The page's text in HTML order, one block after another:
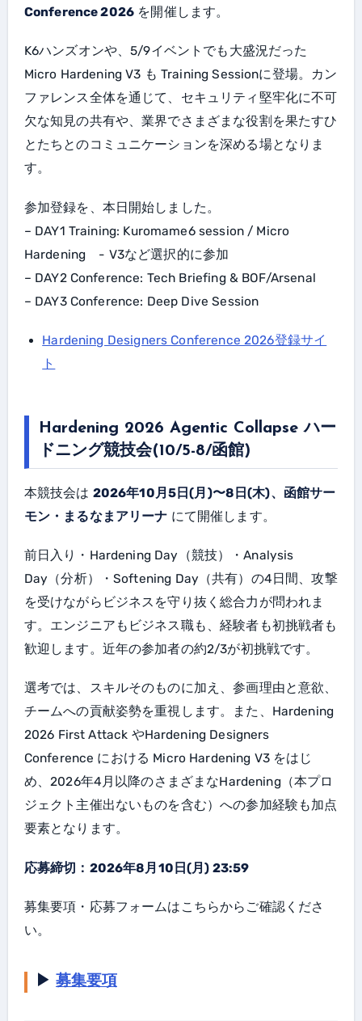
Conference 2026 を開催します。
K6ハンズオンや、5/9イベントでも大盛況だった
Micro Hardening V3 も Training Sessionに登場。カン
ファレンス全体を通じて、セキュリティ堅牢化に不可
欠な知見の共有や、業界でさまざまな役割を果たすひ
とたちとのコミュニケーションを深める場となりま
す。
参加登録を、本日開始しました。
– DAY1 Training: Kuromame6 session / Micro
Hardening - V3など選択的に参加
– DAY2 Conference: Tech Briefing & BOF/Arsenal
– DAY3 Conference: Deep Dive Session
Hardening Designers Conference 2026登録サイ
ト
Hardening 2026 Agentic Collapse ハー
ドニング競技会(10/5-8/函館)
本競技会は 2026年10月5日(月)〜8日(木)、函館サー
モン・まるなまアリーナ にて開催します。
前日入り・Hardening Day（競技）・Analysis
Day（分析）・Softening Day（共有）の4日間、攻撃
を受けながらビジネスを守り抜く総合力が問われま
す。エンジニアもビジネス職も、経験者も初挑戦者も
歓迎します。近年の参加者の約2/3が初挑戦です。
選考では、スキルそのものに加え、参画理由と意欲、
チームへの貢献姿勢を重視します。また、Hardening
2026 First Attack やHardening Designers
Conference における Micro Hardening V3 をはじ
め、2026年4月以降のさまざまなHardening（本プロ
ジェクト主催出ないものを含む）への参加経験も加点
要素となります。
応募締切：2026年8月10日(月) 23:59
募集要項・応募フォームはこちらからご確認くださ
い。
▶ 募集要項